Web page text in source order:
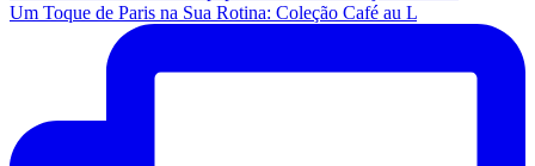
Um Toque de Paris na Sua Rotina: Coleção Café au L